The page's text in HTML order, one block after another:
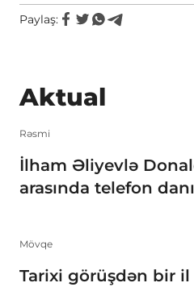
Paylaş:
Aktual
Rəsmi
İlham Əliyevlə
arasında telefon
Mövqe
Tarixi görüşdən bir il